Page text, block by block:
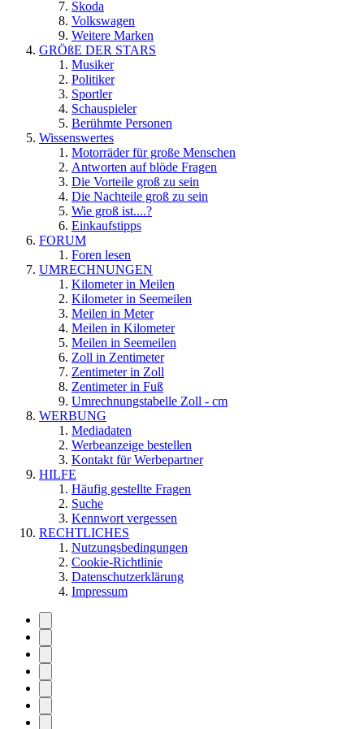
Skoda
Volkswagen
Weitere Marken
GRÖßE DER STARS
Musiker
Politiker
Sportler
Schauspieler
Berühmte Personen
Wissenswertes
Motorräder für große Menschen
Antworten auf blöde Fragen
Die Vorteile groß zu sein
Die Nachteile groß zu sein
Wie groß ist....?
Einkaufstipps
FORUM
Foren lesen
UMRECHNUNGEN
Kilometer in Meilen
Kilometer in Seemeilen
Meilen in Meter
Meilen in Kilometer
Meilen in Seemeilen
Zoll in Zentimeter
Zentimeter in Zoll
Zentimeter in Fuß
Umrechnungstabelle Zoll - cm
WERBUNG
Mediadaten
Werbeanzeige bestellen
Kontakt für Werbepartner
HILFE
Häufig gestellte Fragen
Suche
Kennwort vergessen
RECHTLICHES
Nutzungsbedingungen
Cookie-Richtlinie
Datenschutzerklärung
Impressum